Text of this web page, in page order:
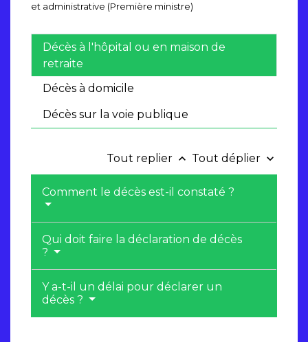
et administrative (Première ministre)
Décès à l'hôpital ou en maison de
retraite
Décès à domicile
Décès sur la voie publique
Tout replier keyboard_arrow_up Tout déplier keyboard_arrow_down
Comment le décès est-il constaté ?
Qui doit faire la déclaration de décès
?
Y a-t-il un délai pour déclarer un
décès ?